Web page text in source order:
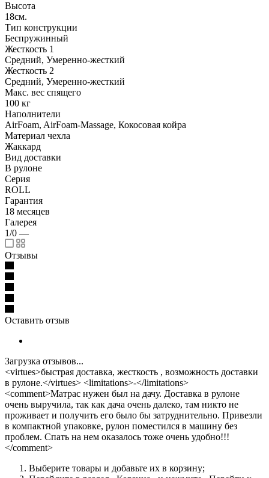
Высота
18см.
Тип конструкции
Беспружинный
Жесткость 1
Средний, Умеренно-жесткий
Жесткость 2
Средний, Умеренно-жесткий
Макс. вес спящего
100 кг
Наполнители
AirFoam, AirFoam-Massage, Кокосовая койра
Материал чехла
Жаккард
Вид доставки
В рулоне
Серия
ROLL
Гарантия
18 месяцев
Галерея
1/0 —
Отзывы
Оставить отзыв
Загрузка отзывов...
<virtues>быстрая доставка, жесткость , возможность доставки
в рулоне.</virtues> <limitations>-</limitations>
<comment>Матрас нужен был на дачу. Доставка в рулоне
очень выручила, так как дача очень далеко, там никто не
проживает и получить его было бы затруднительно. Привезли
в компактной упаковке, рулон поместился в машину без
проблем. Спать на нем оказалось тоже очень удобно!!!
</comment>
Выберите товары и добавьте их в корзину;